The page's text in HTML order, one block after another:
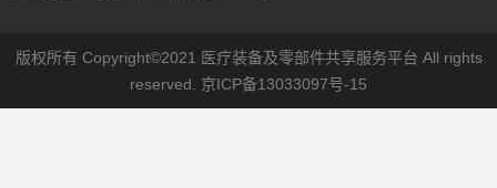
版权所有 Copyright©2021 医疗装备及零部件共享服务平台 All rights
reserved. 京ICP备13033097号-15